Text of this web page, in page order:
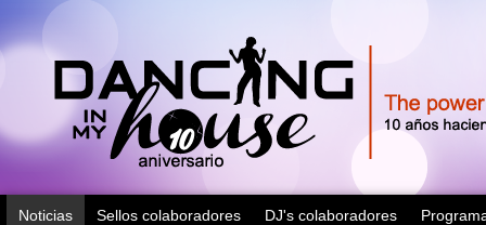
Noticias Sellos colaboradores DJ's colaboradores